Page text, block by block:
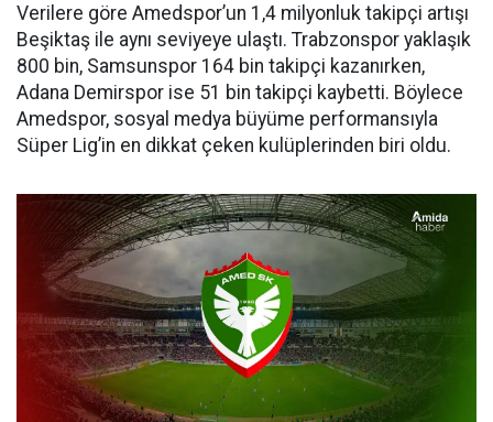
Verilere göre Amedspor’un 1,4 milyonluk takipçi artışı
Beşiktaş ile aynı seviyeye ulaştı. Trabzonspor yaklaşık
800 bin, Samsunspor 164 bin takipçi kazanırken,
Adana Demirspor ise 51 bin takipçi kaybetti. Böylece
Amedspor, sosyal medya büyüme performansıyla
Süper Lig’in en dikkat çeken kulüplerinden biri oldu.